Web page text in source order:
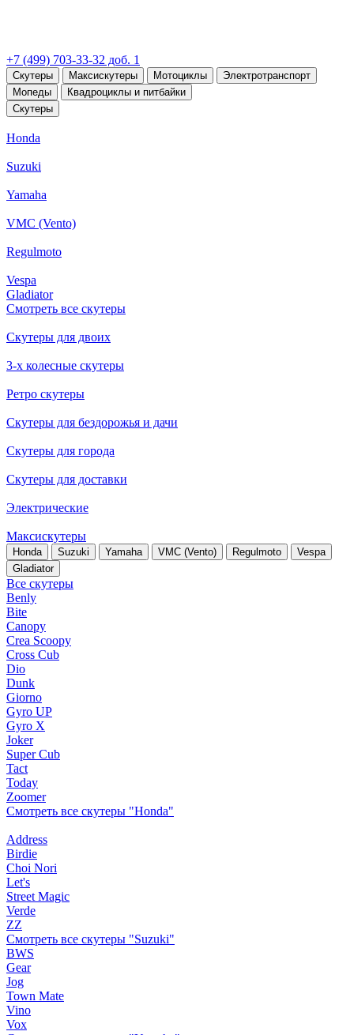
+7 (499) 703-33-32 доб. 1
Скутеры Максискутеры Мотоциклы
Электротранспорт
Мопеды
Квадроциклы и питбайки
Скутеры
Honda
Suzuki
Yamaha
VMC (Vento)
Regulmoto
Vespa
Gladiator
Смотреть все скутеры
Скутеры для двоих
3-х колесные скутеры
Ретро скутеры
Скутеры для бездорожья и дачи
Скутеры для города
Скутеры для доставки
Электрические
Максискутеры
Honda Suzuki Yamaha VMC (Vento) Regulmoto
Vespa
Gladiator
Все скутеры
Benly
Bite
Canopy
Crea Scoopy
Cross Cub
Dio
Dunk
Giorno
Gyro UP
Gyro X
Joker
Super Cub
Tact
Today
Zoomer
Смотреть все скутеры "Honda"
Address
Birdie
Choi Nori
Let's
Street Magic
Verde
ZZ
Смотреть все скутеры "Suzuki"
BWS
Gear
Jog
Town Mate
Vino
Vox